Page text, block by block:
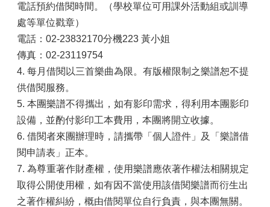
電話預約借閱時間。（學校單位可用課外活動組或訓導
處等單位戳章）
電話：02-23832170分機223 黃小姐
傳真：02-23119754
4. 每月借閱以三首樂曲為限。有版權限制之樂譜恕不提
供借閱服務。
5. 本團樂譜不得攜出，如有影印需求，得利用本團影印
設備，並酌付影印工本費用，本團將開立收據。
6. 借閱者來團辦理時，請攜帶「個人證件」及「樂譜借
閱申請表」正本。
7. 為尊重著作財產權，使用樂譜應依著作權法相關規定
取得公開使用權，如有因不當使用該借閱樂譜而衍生出
之著作權糾紛，概由借閱單位自行負責，與本團無關。